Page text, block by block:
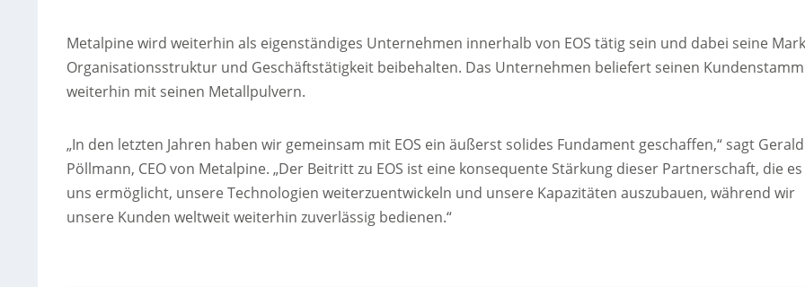
Metalpine wird weiterhin als eigenständiges Unternehmen innerhalb von EOS tätig sein und dabei seine
Organisationsstruktur und Geschäftstätigkeit beibehalten. Das Unternehmen beliefert seinen Kundenstamm
weiterhin mit seinen Metallpulvern.
„In den letzten Jahren haben wir gemeinsam mit EOS ein äußerst solides Fundament geschaffen,“ sagt Gerald
Pöllmann, CEO von Metalpine. „Der Beitritt zu EOS ist eine konsequente Stärkung dieser Partnerschaft, die es
uns ermöglicht, unsere Technologien weiterzuentwickeln und unsere Kapazitäten auszubauen, während wir
unsere Kunden weltweit weiterhin zuverlässig bedienen.“